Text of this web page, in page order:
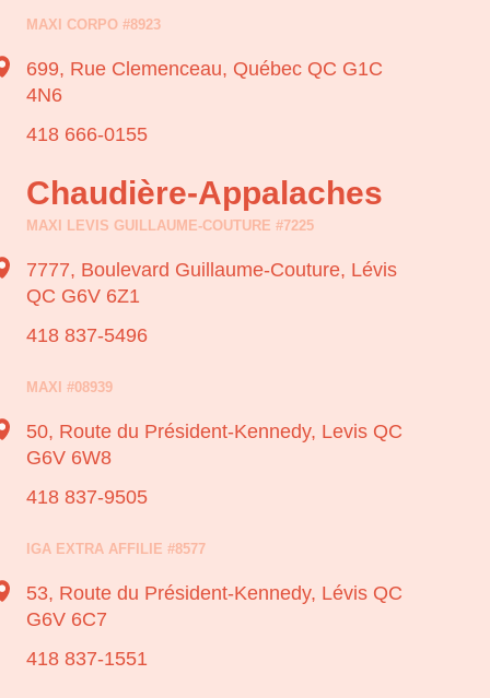
MAXI CORPO #8923
699, Rue Clemenceau, Québec QC G1C
4N6
418 666-0155
Chaudière-Appalaches
MAXI LEVIS GUILLAUME-COUTURE #7225
7777, Boulevard Guillaume-Couture, Lévis
QC G6V 6Z1
418 837-5496
MAXI #08939
50, Route du Président-Kennedy, Levis QC
G6V 6W8
418 837-9505
IGA EXTRA AFFILIE #8577
53, Route du Président-Kennedy, Lévis QC
G6V 6C7
418 837-1551